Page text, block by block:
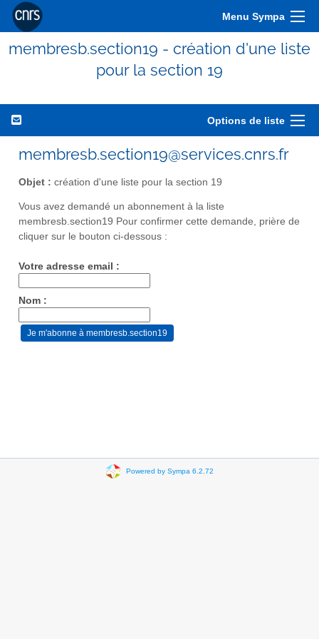
Menu Sympa
membresb.section19 - création d'une liste
pour la section 19
Options de liste
membresb.section19@services.cnrs.fr
Objet : création d'une liste pour la section 19
Vous avez demandé un abonnement à la liste
membresb.section19 Pour confirmer cette demande, prière de
cliquer sur le bouton ci-dessous :
Votre adresse email :
Nom :
Powered by Sympa 6.2.72